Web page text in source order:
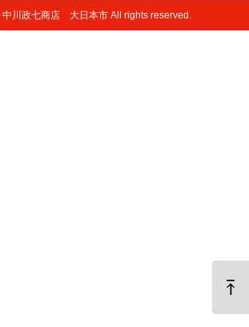
川政七商店 大日本市 All rights reserved.